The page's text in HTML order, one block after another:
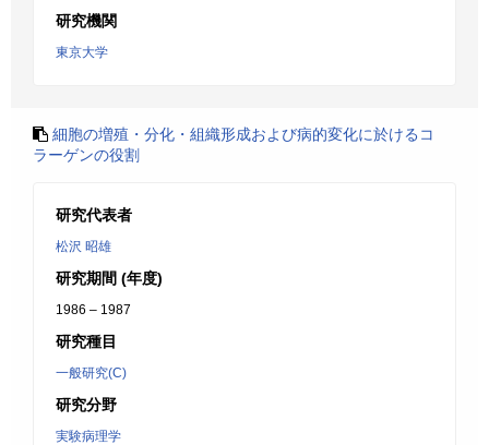
研究機関
東京大学
細胞の増殖・分化・組織形成および病的変化に於けるコ
ラーゲンの役割
研究代表者
松沢 昭雄
研究期間 (年度)
1986 – 1987
研究種目
一般研究(C)
研究分野
実験病理学